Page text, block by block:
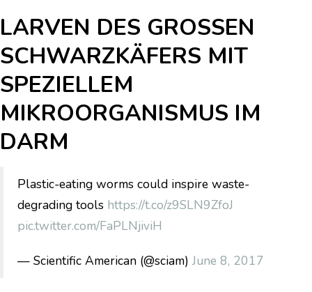
LARVEN DES GROSSEN S
CHWARZKÄFERS MIT S
PEZIELLEM M
IKROORGANISMUS IM D
ARM
Plastic-eating worms could inspire waste-
degrading tools https://t.co/z9SLN9ZfoJ
pic.twitter.com/FaPLNjiviH
— Scientific American (@sciam) June 8, 2017